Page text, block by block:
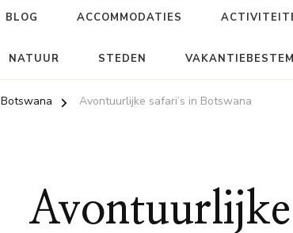
BLOG ACCOMMODATIES
NATUUR STEDEN
Botswana Avontuurlijke safari’s in Botswana
Avontuurlijke